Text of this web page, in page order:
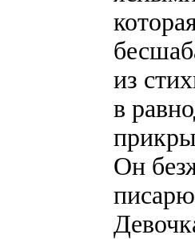
из
в
Он